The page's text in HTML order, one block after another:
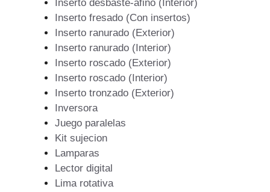
Inserto desbaste-afino (Interior)
Inserto fresado (Con insertos)
Inserto ranurado (Exterior)
Inserto ranurado (Interior)
Inserto roscado (Exterior)
Inserto roscado (Interior)
Inserto tronzado (Exterior)
Inversora
Juego paralelas
Kit sujecion
Lamparas
Lector digital
Lima rotativa